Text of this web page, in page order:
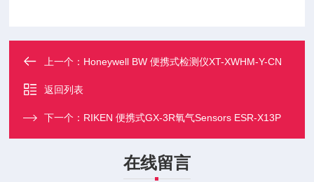
上一个： Honeywell BW 便携式检测仪XT-XWHM-Y-CN
返回列表
下一个： RIKEN 便携式GX-3R氧气Sensors ESR-X13P
在线留言